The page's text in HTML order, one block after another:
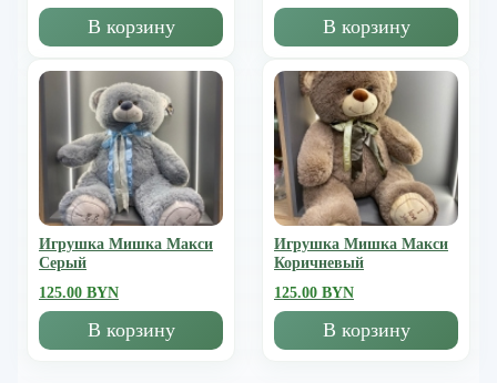
В корзину В корзину
Игрушка Мишка Mакси
Серый
125.00 BYN
В корзину
Игрушка Мишка Mакси
Коричневый
125.00 BYN
В корзину